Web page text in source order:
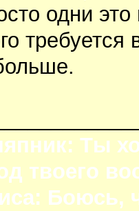
одни
Ты
твоего
Боюсь,